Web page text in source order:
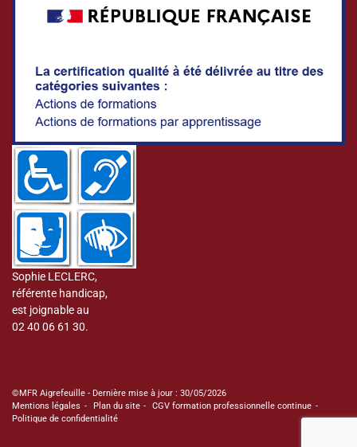
Sophie LECLERC,
référente handicap,
est joignable au
02 40 06 61 30.
©MFR Aigrefeuille - Dernière mise à jour : 30/05/2026
Mentions légales
Plan du site
CGV formation professionnelle continue
Politique de confidentialité